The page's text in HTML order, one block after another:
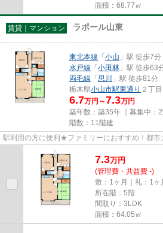
面積：68.77㎡
賃貸｜マンション ラポール山東
東北本線 「小山 」駅 徒歩7分
水戸線 「小田林 」駅 徒歩63
両毛線 「思川
」駅 徒歩81分
栃木県小山市駅東通り ２丁目
6.7万円～7.3万円
築年数：築35年 ｜募集中：
階数：11階建
駅利用の方に便利★ファミリーにおすすめ！都市
7.3万円
(管理費・共益費 -)
敷：1ヶ月｜礼：1ヶ
所在階：5階
間取り：3LDK
面積：64.05㎡